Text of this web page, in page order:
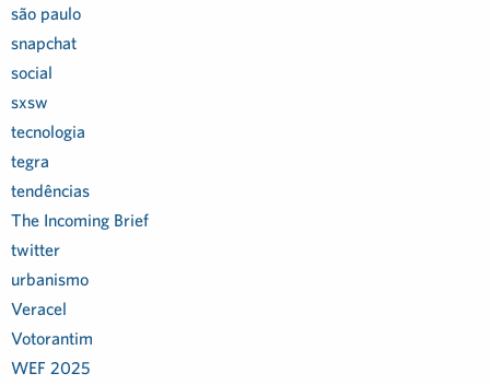
são paulo
snapchat
social
sxsw
tecnologia
tegra
tendências
The Incoming Brief
twitter
urbanismo
Veracel
Votorantim
WEF 2025